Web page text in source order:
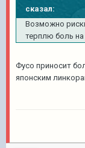
сказал:
Возможно
терплю боль
Фусо приносит
японским